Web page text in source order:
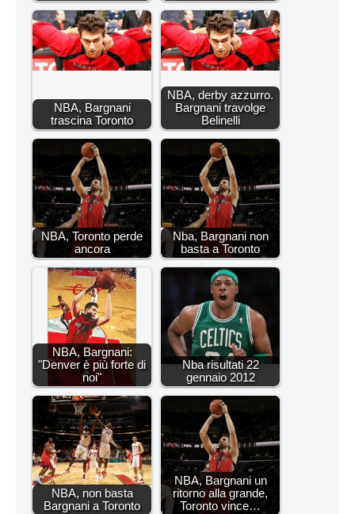
NBA, Bargnani
trascina Toronto
NBA, derby azzurro.
Bargnani travolge
Belinelli
NBA, Toronto perde
ancora
Nba, Bargnani non
basta a Toronto
NBA, Bargnani:
"Denver è più forte di
noi"
Nba risultati 22
gennaio 2012
NBA, non basta
Bargnani a Toronto
NBA, Bargnani un
ritorno alla grande,
Toronto vince…